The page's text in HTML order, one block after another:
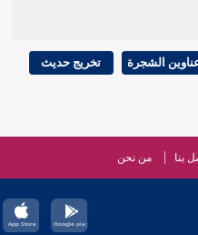
الشجرة تخريج حديث
بنا من نحن